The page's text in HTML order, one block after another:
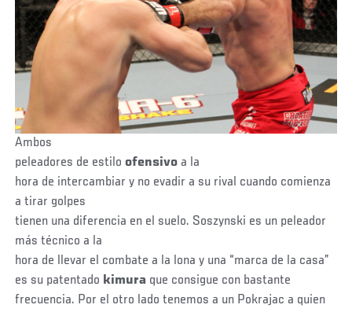
Ambos
peleadores de estilo ofensivo a la
hora de intercambiar y no evadir a su rival cuando comienza
a tirar golpes
tienen una diferencia en el suelo. Soszynski es un peleador
más técnico a la
hora de llevar el combate a la lona y una “marca de la casa”
es su patentado kimura que consigue con bastante
frecuencia. Por el otro lado tenemos a un Pokrajac a quien